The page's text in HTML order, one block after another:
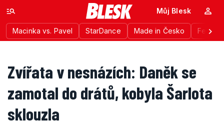
Macinka vs. Pavel StarDance Made in Česko
Můj Blesk
Zvířata v nesnázích: Daněk se
zamotal do drátů, kobyla Šarlota
sklouzla